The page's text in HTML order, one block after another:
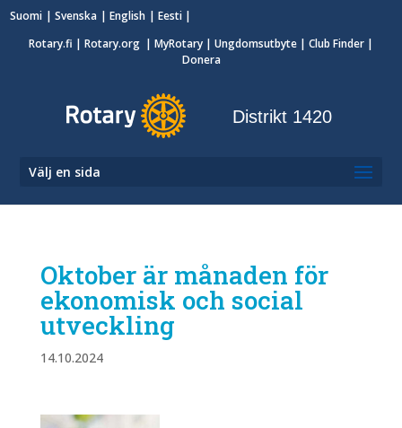
Suomi Svenska English
Eesti
Rotary.fi | Rotary.org | MyRotary | Ungdomsutbyte | Club Finder |
Donera
Distrikt 1420
Välj en sida
Oktober är månaden för
ekonomisk och social
utveckling
14.10.2024